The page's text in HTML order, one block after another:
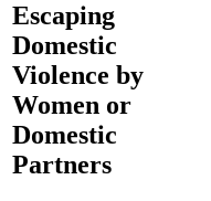
Escaping
Domestic
Violence by
Women or
Domestic
Partners